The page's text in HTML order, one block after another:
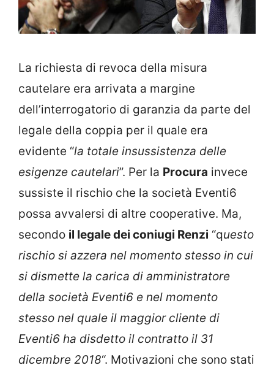
La richiesta di revoca della misura
cautelare era arrivata a margine
dell’interrogatorio di garanzia da parte del
legale della coppia per il quale era
evidente “la totale insussistenza delle
esigenze cautelari”. Per la Procura invece
sussiste il rischio che la società Eventi6
possa avvalersi di altre cooperative. Ma,
secondo il legale dei coniugi Renzi “questo
rischio si azzera nel momento stesso in cui
si dismette la carica di amministratore
della società Eventi6 e nel momento
stesso nel quale il maggior cliente di
Eventi6 ha disdetto il contratto il 31
dicembre 2018“. Motivazioni che sono stati